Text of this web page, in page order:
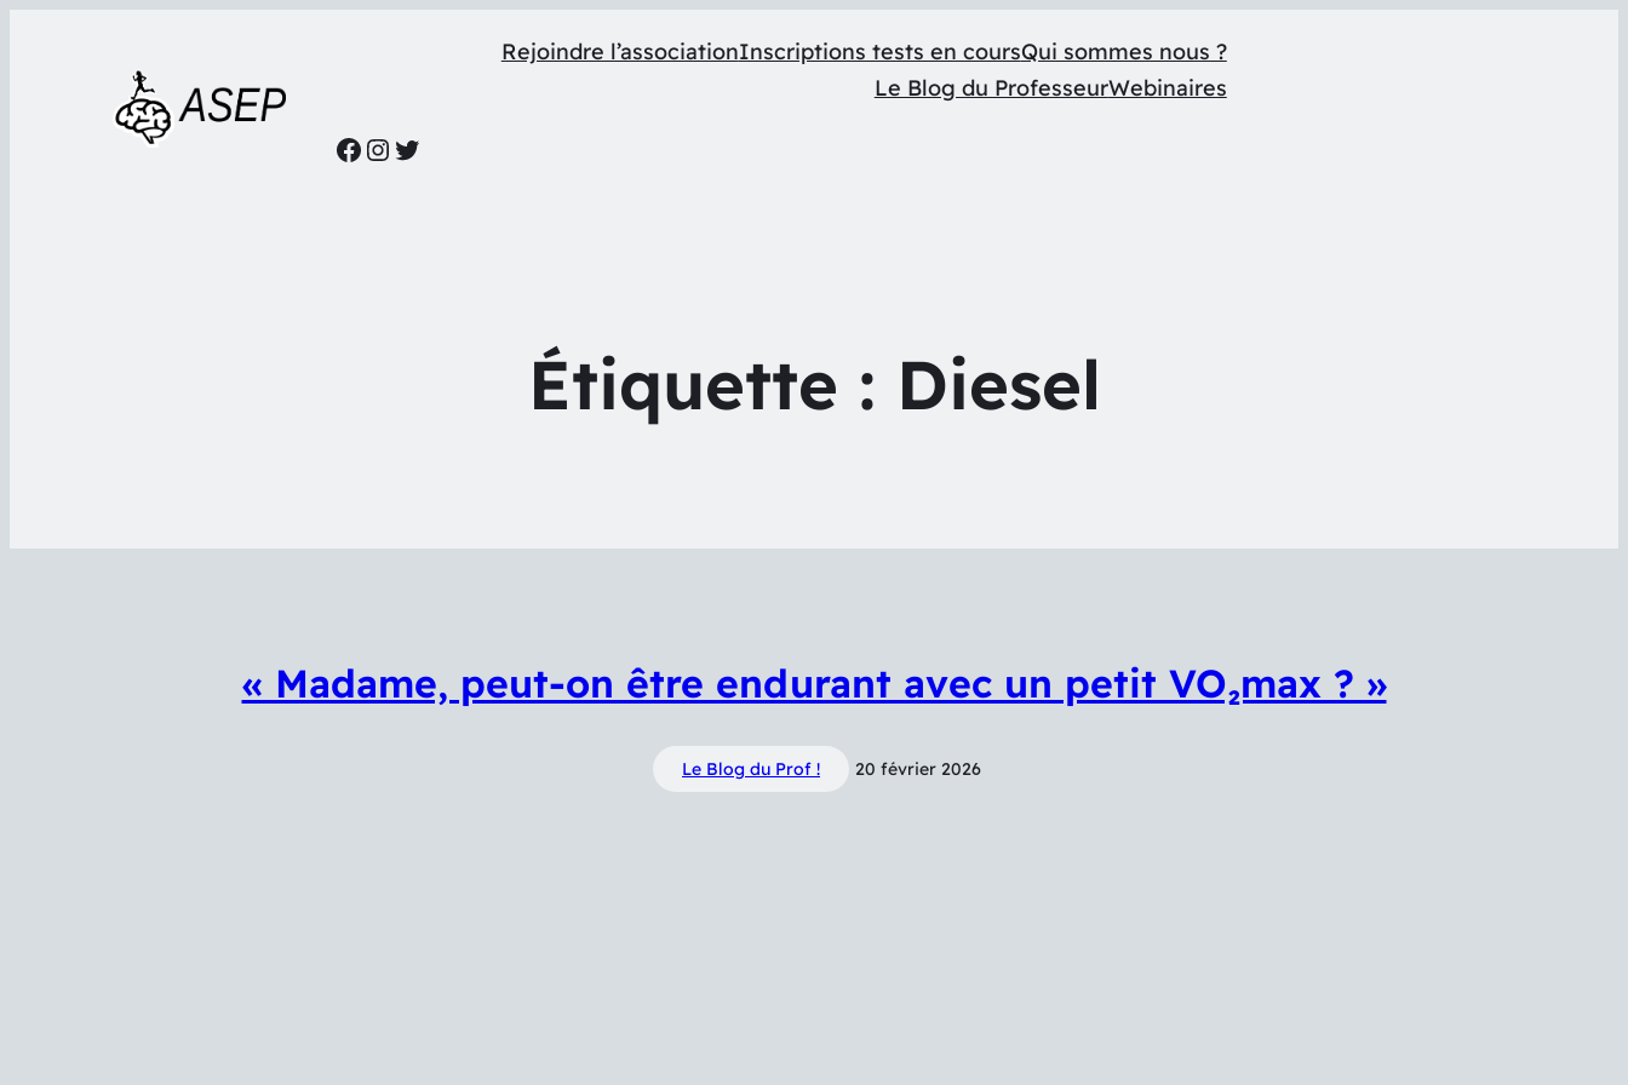
Rejoindre l’associationInscriptions tests en coursQui sommes nous ?
Le Blog du ProfesseurWebinaires
Facebook
Instagram
Twitter
Étiquette : Diesel
« Madame, peut-on être endurant avec un petit VO₂max ? »
Le Blog du Prof ! 20 février 2026